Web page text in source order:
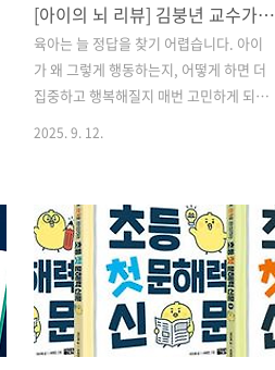
[아이의 뇌 리뷰] 김붕년 교수가 전하는 뇌과학 육아 4대 원칙 – 생각·정서·실행 지능 키우기
육아는 늘 정답을 찾기 어렵습니다. 아이
가 왜 그렇게 행동하는지, 어떻게 하면 더
집중하고 행복해질지 매번 고민하게 되
비추어 볼 때, 아이들의 행동과 정서적 문
제를 이해하는 데 있어 뇌과학적 관점은
필수적입니다. 단순히 훈육이나 지식 전
달만으로는 해결할 수 없는 복합적인 문
제들이 많기 때문입니다. 특히 초등학교 1
학년 딸을 키우고 있는 부모로서, 아이의
변화무쌍한 감정과 행동을 마주하며 '대
2025. 9. 12.